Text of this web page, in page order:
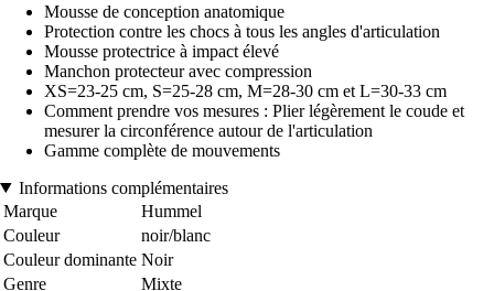
Mousse de conception anatomique
Protection contre les chocs à tous les angles d'articulation
Mousse protectrice à impact élevé
Manchon protecteur avec compression
XS=23-25 cm, S=25-28 cm, M=28-30 cm et L=30-33 cm
Comment prendre vos mesures : Plier légèrement le coude et
mesurer la circonférence autour de l'articulation
Gamme complète de mouvements
Informations complémentaires
Marque
Hummel
Couleur
noir/blanc
Couleur dominante Noir
Genre
Mixte